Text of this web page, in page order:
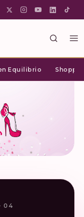
Equilibrio
· 04
· 04
· 04
· 04